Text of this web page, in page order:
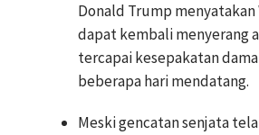
Donald Trump menyatakan
dapat kembali menyerang
tercapai kesepakatan
beberapa hari mendatang.
Meski gencatan senjata